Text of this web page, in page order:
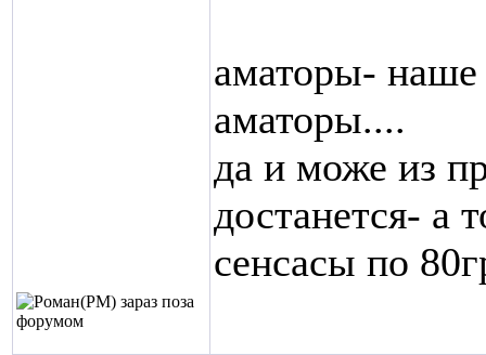
аматоры- наше
аматоры....
да и може из
достанется- а
сенсасы по